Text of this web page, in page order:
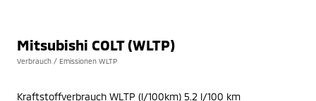
Mitsubishi COLT (WLTP)
Verbrauch / Emissionen WLTP
Kraftstoffverbrauch WLTP (l/100km) 5.2 l/100 km